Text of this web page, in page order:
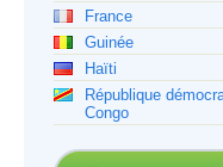
France
Guinée
Haïti
République
Congo